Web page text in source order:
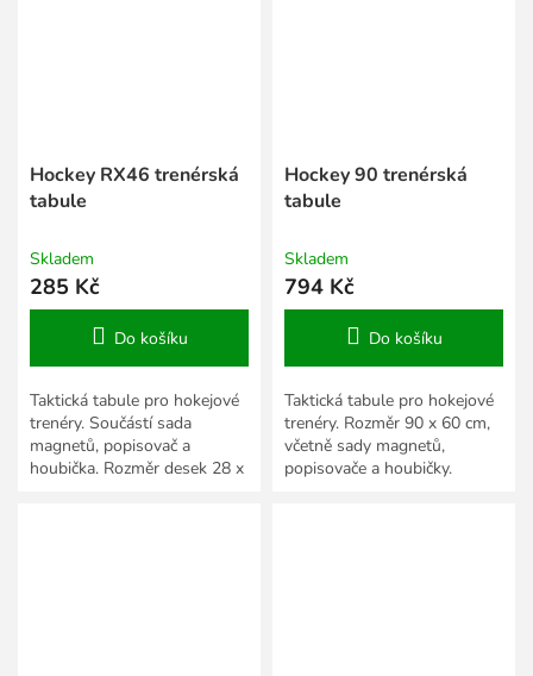
Hockey RX46 trenérská
tabule
Skladem
285 Kč
Do košíku
Taktická tabule pro hokejové
trenéry. Součástí sada
magnetů, popisovač a
houbička. Rozměr desek 28 x
Hockey 90 trenérská
tabule
Skladem
794 Kč
Do košíku
Taktická tabule pro hokejové
trenéry. Rozměr 90 x 60 cm,
včetně sady magnetů,
popisovače a houbičky.